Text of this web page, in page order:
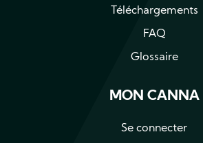
Téléchargements
FAQ
Glossaire
MON CANNA
Se connecter